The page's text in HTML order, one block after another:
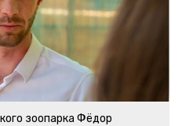
зоопарка Фёдор